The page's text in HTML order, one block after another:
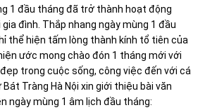
1 đầu tháng đã trở thành hoạt động
đình. Thắp nhang ngày mùng 1 đầu
thể hiện tấm lòng thành kính tổ tiên của
ước mong chào đón 1 tháng mới với
trong cuộc sống, công việc đến với cá
Tràng Hà Nội xin giới thiệu bài văn
ngày mùng 1 âm lịch đầu tháng: